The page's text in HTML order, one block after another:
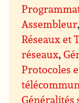
Assembleur,
Réseaux et
réseaux,
Protocoles
Généralités